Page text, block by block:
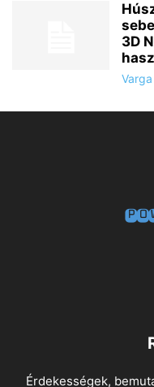
3D
Érdekességek,